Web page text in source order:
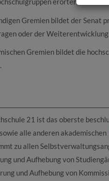
Gremien bildet der
oder der Weiterentwicklung
Gremien bildet die
21 ist das oberste
alle anderen akademischen
zu allen
und Aufhebung von
und Aufhebung von